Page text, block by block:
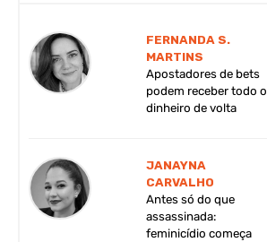
FERNANDA S.
MARTINS
Apostadores de bets
podem receber todo o
dinheiro de volta
JANAYNA
CARVALHO
Antes só do que
assassinada:
feminicídio começa